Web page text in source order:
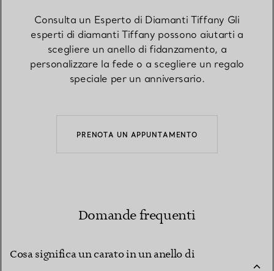
Consulta un Esperto di Diamanti Tiffany Gli
esperti di diamanti Tiffany possono aiutarti a
scegliere un anello di fidanzamento, a
personalizzare la fede o a scegliere un regalo
speciale per un anniversario.
PRENOTA UN APPUNTAMENTO
Domande frequenti
Cosa significa un carato in un anello di